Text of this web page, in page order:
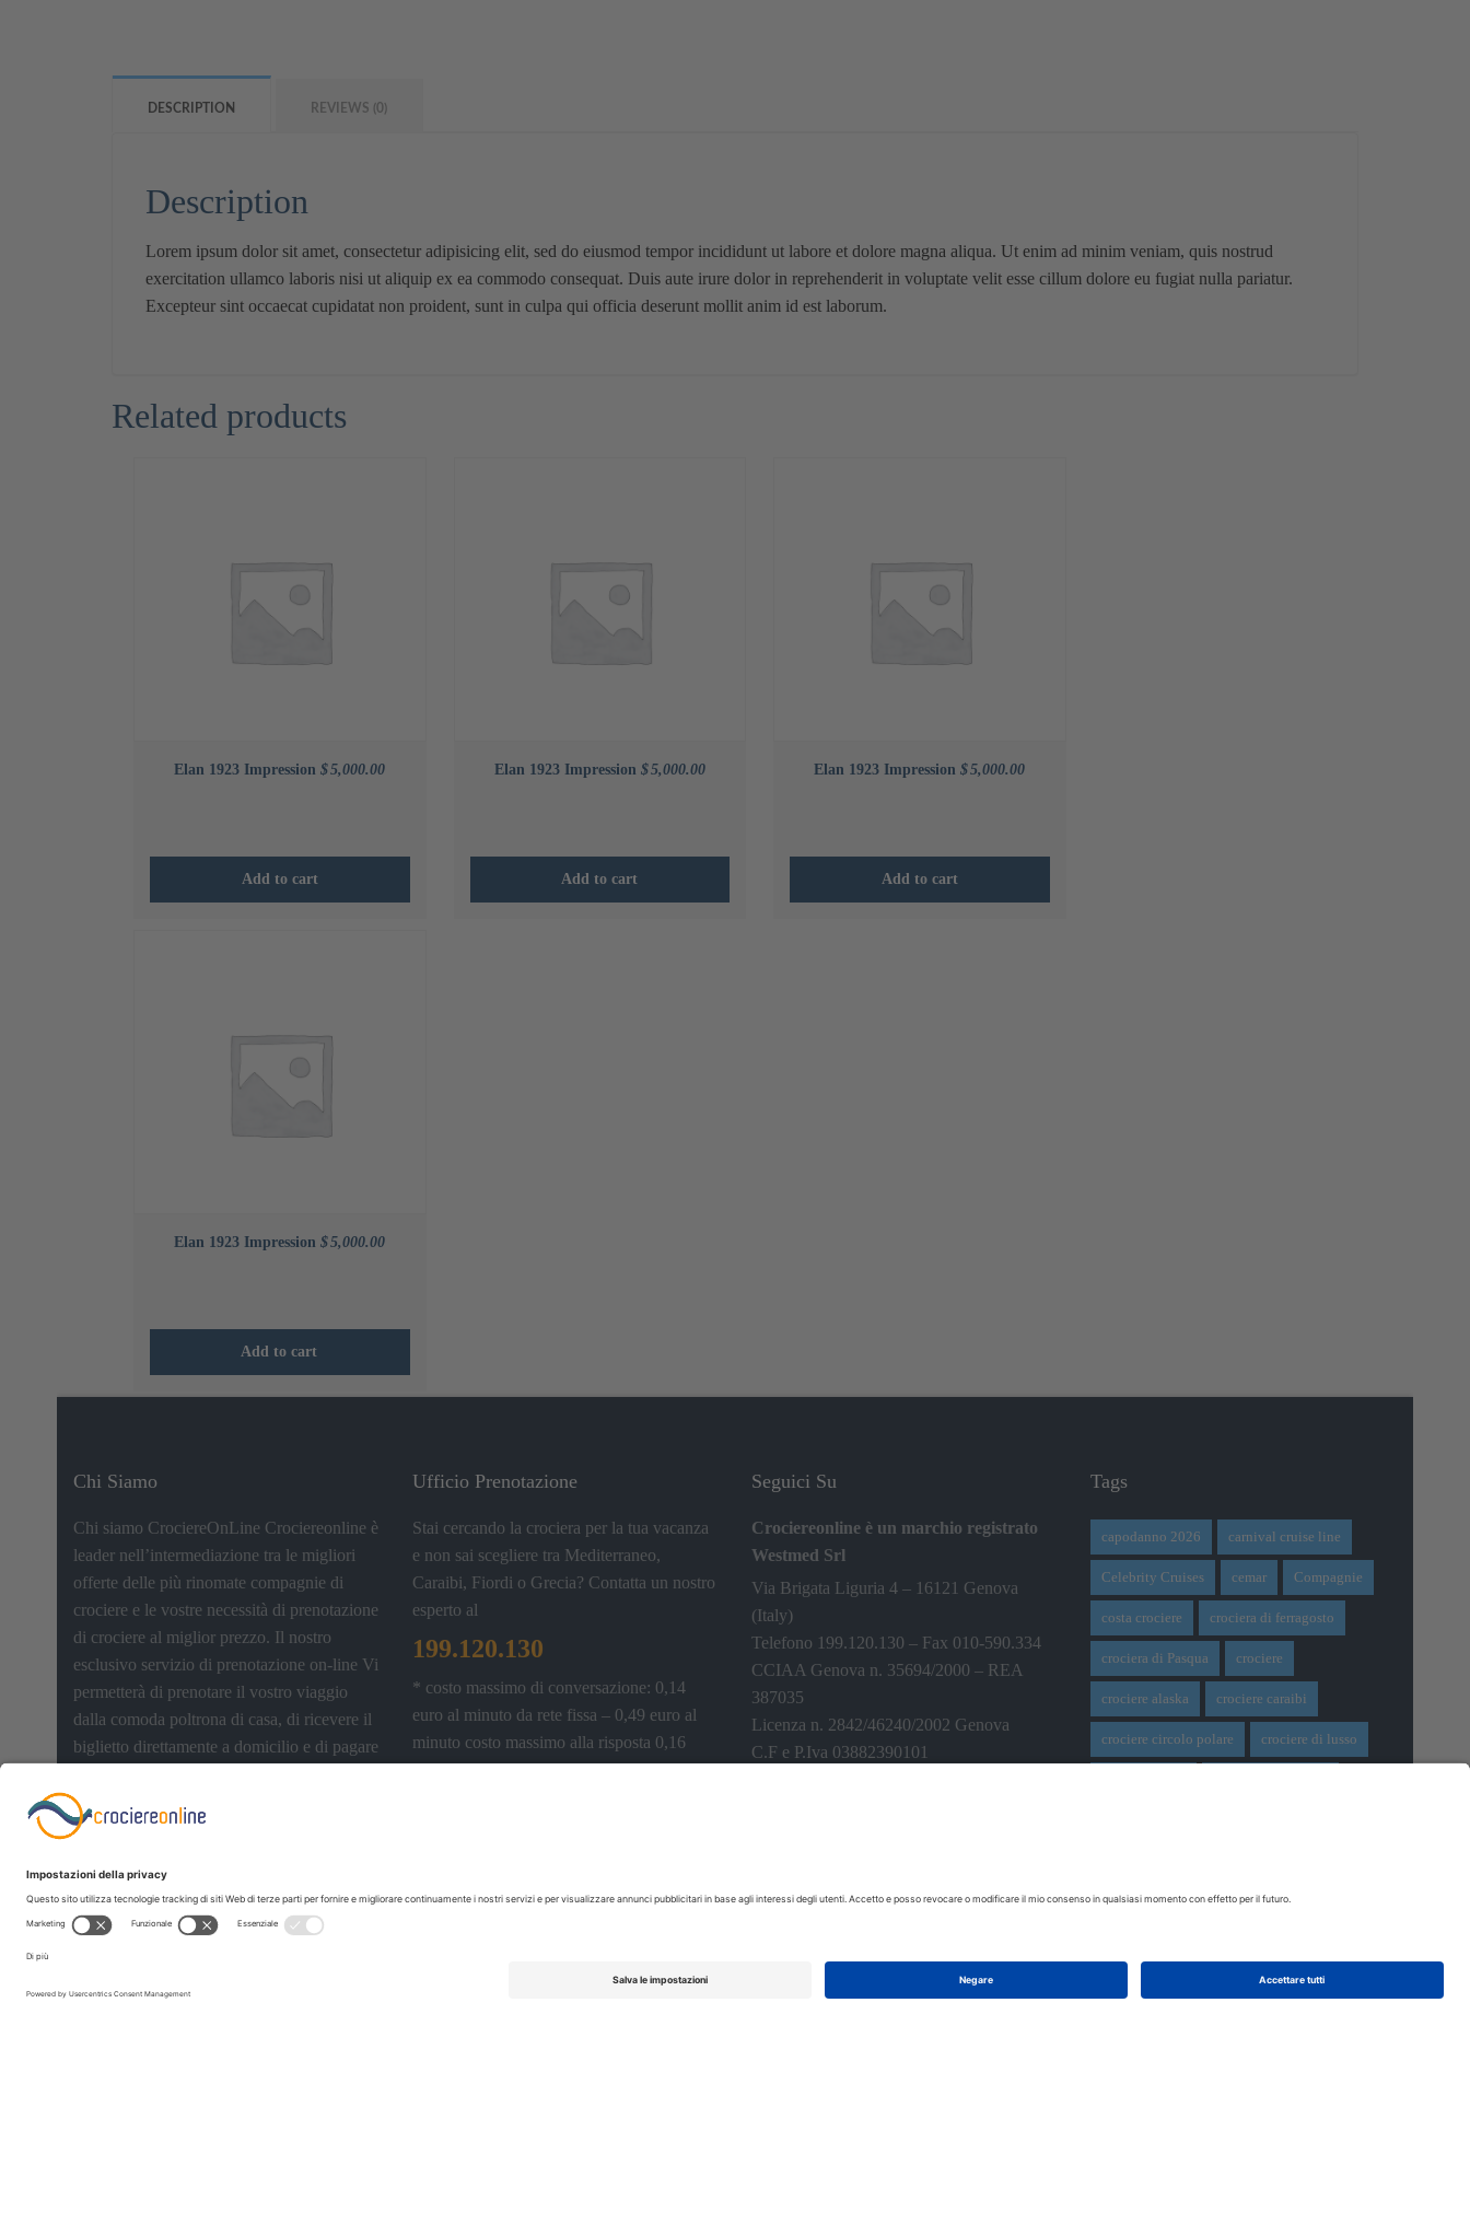
DESCRIPTION REVIEWS (0)
Description
Lorem ipsum dolor sit amet, consectetur adipisicing elit, sed do eiusmod tempor incididunt ut labore et dolore magna aliqua. Ut enim ad minim veniam, quis nostrud
exercitation ullamco laboris nisi ut aliquip ex ea commodo consequat. Duis aute irure dolor in reprehenderit in voluptate velit esse cillum dolore eu fugiat nulla pariatur.
Excepteur sint occaecat cupidatat non proident, sunt in culpa qui officia deserunt mollit anim id est laborum.
Related products
Elan 1923 Impression$5,000.00
Add to cart
Elan 1923 Impression $5,000.00
Add to cart
Elan 1923 Impression$5,000.00
Add to cart
Elan 1923 Impression$5,000.00
Add to cart
Chi Siamo
Chi siamo CrociereOnLine Crociereonline è
leader nell’intermediazione tra le migliori
offerte delle più rinomate compagnie di
crociere e le vostre necessità di prenotazione
di crociere al miglior prezzo. Il nostro
esclusivo servizio di prenotazione on-line Vi
permetterà di prenotare il vostro viaggio
dalla comoda poltrona di casa, di ricevere il
biglietto direttamente a domicilio e di pagare
Ufficio Prenotazione
Stai cercando la crociera per la tua vacanza
e non sai scegliere tra Mediterraneo,
Caraibi, Fiordi o Grecia? Contatta un nostro
esperto al
199.120.130
* costo massimo di conversazione: 0,14
euro al minuto da rete fissa – 0,49 euro al
minuto costo massimo alla risposta 0,16
euro da rete mobile . Tutti i costi sono da
Seguici Su
Crociereonline è un marchio registrato
Westmed Srl
Via Brigata Liguria 4 – 16121 Genova
(Italy)
Telefono 199.120.130 – Fax 010-590.334
CCIAA Genova n. 35694/2000 – REA
387035
Licenza n. 2842/46240/2002 Genova
C.F e P.Iva 03882390101
Tags
capodanno 2026 carnival cruise line
Celebrity Cruises cemar Compagnie
costa crociere crociera di ferragosto
crociera di Pasqua crociere
crociere alaska crociere caraibi
crociere circolo polare crociere di lusso
crociere mediterraneo crociere msc
crociere ultra lusso